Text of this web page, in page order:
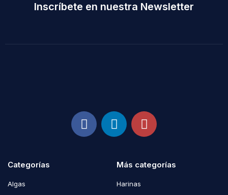
Inscríbete en nuestra Newsletter
Categorías
Algas
Más categorías
Harinas